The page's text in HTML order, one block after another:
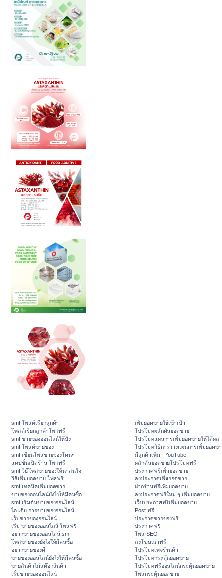
smf โพสต์เรียกลูกค้า
โพสต์เรียกลูกค้าโพสฟรี
smf ขายของออนไลน์ให้ปัง
smf โพสต์ขายของ
smf เขียนโพสขายของโดนๆ
แคปชั่นเปิดร้าน โพสฟรี
smf วิธีโพสขายของให้น่าสนใจ
วิธีเพิ่มยอดขาย โพสฟรี
smf เทคนิคเพิ่มยอดขาย
ขายของออนไลน์ยังไงให้มีคนซื้อ
smf เริ่มต้นขายของออนไลน์
ไอ เดีย การขายของออนไลน์
เว็บขายของออนไลน์
เริ่ม ขายของออนไลน์ โพสฟรี
อยากขายของออนไลน์ smf
โพสขายของยังไงให้มีคนซื้อ
อยากขายของดี
ขายของออนไลน์ยังไงให้มีคนซื้อ
ขายสินค้าไม่สต๊อกสินค้า
เริ่มขายของออนไลน์
เพิ่มยอดขายให้เข้าเป้า
โปรโมทผลักดันยอดขาย
โปรโมทแผนการเพิ่มยอดขายให้ได้ผล
โปรโมทวิธีการวางแผนการเพิ่มยอดข
มีลูกค้าเพิ่ม - YouTube
ผลักดันยอดขายโปรโมทฟรี
ประกาศฟรีเพิ่มยอดขาย
ลงประกาศเพิ่มยอดขาย
ฝากร้านฟรีเพิ่มยอดขาย
ลงประกาศฟรีใหม่ ๆ เพิ่มยอดขาย
เว็บประกาศฟรีเพิ่มยอดขาย
Post ฟรี
ประกาศขายของฟรี
ประกาศฟรี
โพส SEO
ลงโฆษณาฟรี
โปรโมทเพจร้านค้า
โปรโมทกระตุ้นยอดขาย
โปรโมทฟรีออนไลน์กระตุ้นยอดขาย
โพสกระตุ้นยอดขาย